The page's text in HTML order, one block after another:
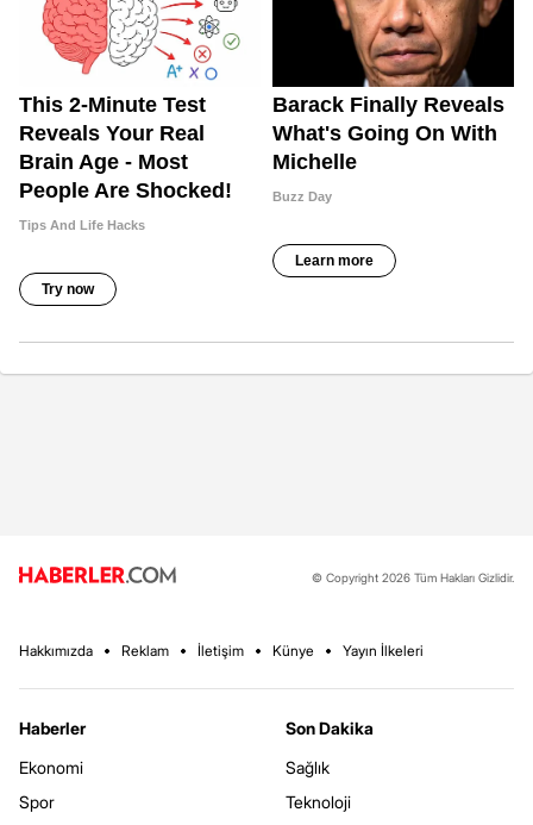
© Copyright 2026 Tüm Hakları Gizlidir.
Hakkımızda Reklam İletişim Künye Yayın İlkeleri
Haberler
Ekonomi
Spor
Son Dakika
Sağlık
Teknoloji